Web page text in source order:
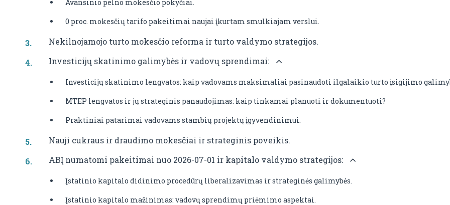
Avansinio pelno mokesčio pokyčiai.
0 proc. mokesčių tarifo pakeitimai naujai įkurtam smulkiajam verslui.
Nekilnojamojo turto mokesčio reforma ir turto valdymo strategijos.
Investicijų skatinimo galimybės ir vadovų sprendimai:
Investicijų skatinimo lengvatos: kaip vadovams maksimaliai pasinaudoti ilgalaikio turto įsigijimo
MTEP lengvatos ir jų strateginis panaudojimas: kaip tinkamai planuoti ir dokumentuoti?
Praktiniai patarimai vadovams stambių projektų įgyvendinimui.
Nauji cukraus ir draudimo mokesčiai ir strateginis poveikis.
ABĮ numatomi pakeitimai nuo 2026-07-01 ir kapitalo valdymo strategijos:
Įstatinio kapitalo didinimo procedūrų liberalizavimas ir strateginės galimybės.
Įstatinio kapitalo mažinimas: vadovų sprendimų priėmimo aspektai.